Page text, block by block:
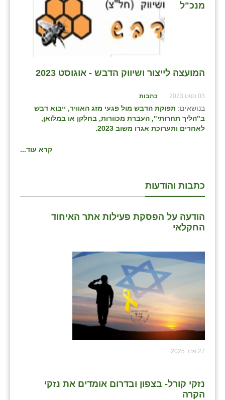
מנכ"ל
המועצה לייצור ושיווק הדבש - אוגוסט 2023
03 ספט 2023 כתבות
בנושאים: תפוקת הדבש מול פגעי מזג האוויר, ייבוא דבש
ב"הליך תחרותי", העברת מכוורות, בחלקן או במלואן,
לאחרים ותערוכת אגרו משוב 2023 .
קרא עוד...
כתבות והודעות
הודעה על הפסקת פעילות אתר האיחוד
החקלאי
27 פבר 2025
נזקי קורל- בצפון ובדרום אומדים את נזקי
הקרה
קורנית
רימונים
רמת הדר
שדה ורבורג
שכניה